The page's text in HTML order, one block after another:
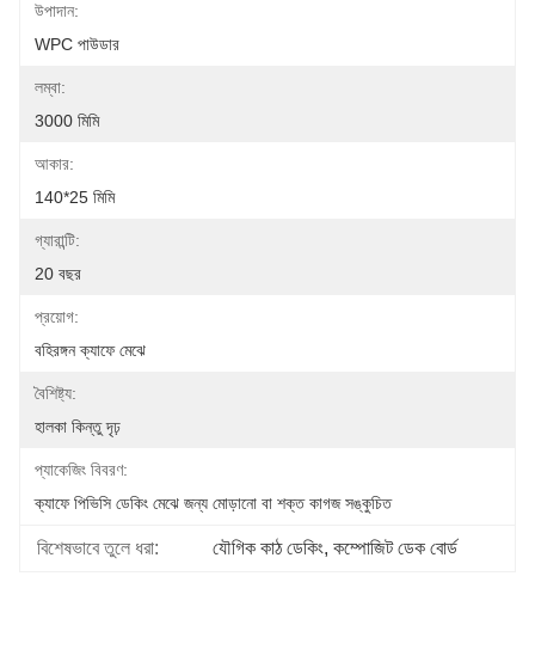
উপাদান:
WPC পাউডার
লম্বা:
3000 মিমি
আকার:
140*25 মিমি
গ্যারান্টি:
20 বছর
প্রয়োগ:
বহিরঙ্গন ক্যাফে মেঝে
বৈশিষ্ট্য:
হালকা কিন্তু দৃঢ়
প্যাকেজিং বিবরণ:
ক্যাফে পিভিসি ডেকিং মেঝে জন্য মোড়ানো বা শক্ত কাগজ সঙ্কুচিত
বিশেষভাবে তুলে ধরা: যৌগিক কাঠ ডেকিং, কম্পোজিট ডেক বোর্ড